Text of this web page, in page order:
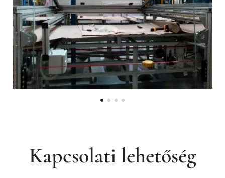
Kapcsolati lehetőség